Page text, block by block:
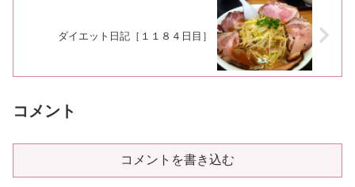
ダイエット日記［１１８４日目］
コメント
コメントを書き込む